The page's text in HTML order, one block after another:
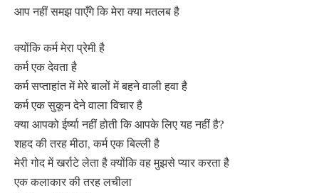
आप नहीं समझ पाएँगे कि मेरा क्या मतलब है
क्योंकि कर्म मेरा प्रेमी है
कर्म एक देवता है
कर्म सप्ताहांत में मेरे बालों में बहने वाली हवा है
कर्म एक सुकून देने वाला विचार है
क्या आपको ईर्ष्या नहीं होती कि आपके लिए यह नहीं है?
शहद की तरह मीठा, कर्म एक बिल्ली है
मेरी गोद में खर्राटे लेता है क्योंकि वह मुझसे प्यार करता है
एक कलाकार की तरह लचीला